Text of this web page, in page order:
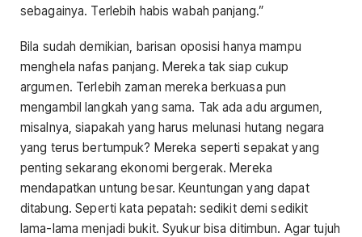
sebagainya. Terlebih habis wabah panjang.”
Bila sudah demikian, barisan oposisi hanya mampu
menghela nafas panjang. Mereka tak siap cukup
argumen. Terlebih zaman mereka berkuasa pun
mengambil langkah yang sama. Tak ada adu argumen,
misalnya, siapakah yang harus melunasi hutang negara
yang terus bertumpuk? Mereka seperti sepakat yang
penting sekarang ekonomi bergerak. Mereka
mendapatkan untung besar. Keuntungan yang dapat
ditabung. Seperti kata pepatah: sedikit demi sedikit
lama-lama menjadi bukit. Syukur bisa ditimbun. Agar tujuh